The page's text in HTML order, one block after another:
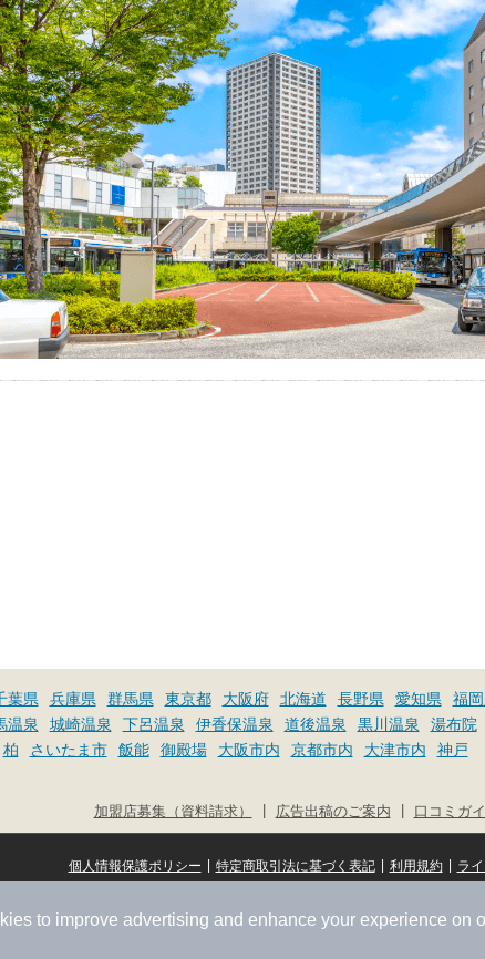
to improve advertising and enhance your experience on
葉県 兵庫県 群馬県 東京都 大阪府 北海道 長野県 愛知県
福
温泉 城崎温泉 下呂温泉 伊香保温泉 道後温泉 黒川温泉 湯布院
柏 さいたま市 飯能 御殿場 大阪市内 京都市内 大津市内
神戸
口コミガ
広告出稿のご案内
加盟店募集（資料請求）
ラ
利用規約
特定商取引法に基づく表記
個人情報保護ポリシー